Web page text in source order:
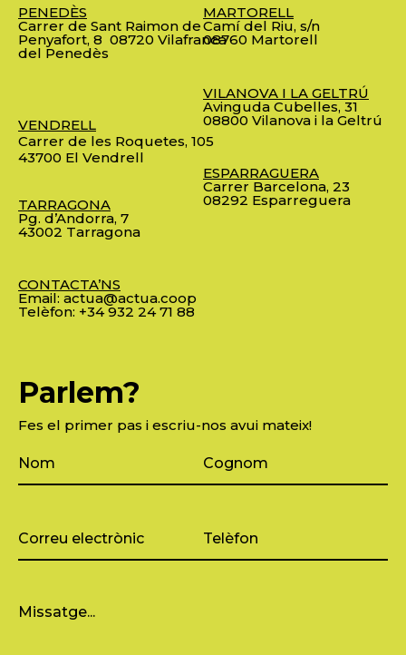
PENEDÈS
Carrer de Sant Raimon de
Penyafort, 8 08720 Vilafranca
del Penedès
VENDRELL
Carrer de les Roquetes, 105
43700 El Vendrell
TARRAGONA
Pg. d’Andorra, 7
43002 Tarragona
CONTACTA’NS
Email: actua@actua.coop
Telèfon: +34 932 24 71 88
MARTORELL
Camí del Riu, s/n
08760 Martorell
VILANOVA I LA GELTRÚ
Avinguda Cubelles, 31
08800 Vilanova i la Geltrú
ESPARRAGUERA
Carrer Barcelona, 23
08292 Esparreguera
Parlem?
Fes el primer pas i escriu-nos avui mateix!